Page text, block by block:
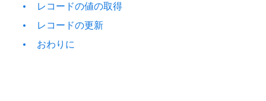
レコードの値の取得
レコードの更新
おわりに